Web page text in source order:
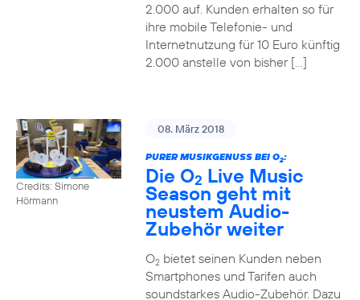
2.000 auf. Kunden erhalten so für
ihre mobile Telefonie- und
Internetnutzung für 10 Euro künftig
2.000 anstelle von bisher […]
Credits: Simone
Hörmann
08. März 2018
PURER MUSIKGENUSS BEI O2:
Die O2 Live Music
Season geht mit
neustem Audio-
Zubehör weiter
O2bietet seinen Kunden neben
Smartphones und Tarifen auch
soundstarkes Audio-Zubehör. Dazu